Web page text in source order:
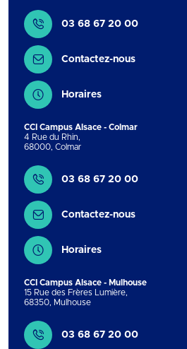
Contact
03 68 67 20 00
Contactez-nous
Horaires
CCI Campus Alsace - Colmar
4 Rue du Rhin,
68000, Colmar
Contact
03 68 67 20 00
Contactez-nous
Horaires
CCI Campus Alsace - Mulhouse
15 Rue des Frères Lumière,
68350, Mulhouse
Contact
03 68 67 20 00